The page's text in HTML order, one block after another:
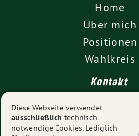
Home
Über mich
Positionen
Wahlkreis
Kontakt
Impressum
Diese Webseite verwendet
ausschließlich technisch
notwendige Cookies. Lediglich